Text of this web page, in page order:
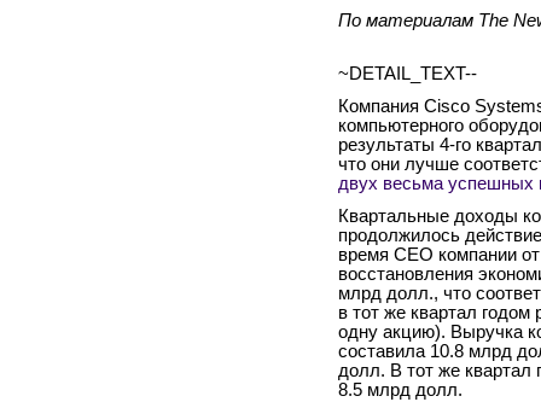
По материалам The
~DETAIL_TEXT--
Компания Cisco
компьютерного
результаты 4-го
что они лучше
двух весьма успешных
Квартальные доходы
продолжилось
время СЕО компании
восстановления
млрд долл., что
в тот же квартал
одну акцию). Выручка
составила 10.8 млрд
долл. В тот же квартал
8.5 млрд долл.